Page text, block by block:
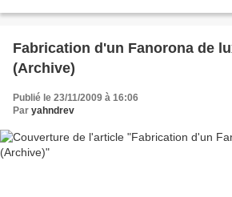
Fabrication d'un Fanorona de
(Archive)
Publié le 23/11/2009 à 16:06
Par yahndrev